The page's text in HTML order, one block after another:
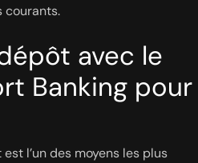
courants.
avec le
Banking pour
l’un des moyens les plus